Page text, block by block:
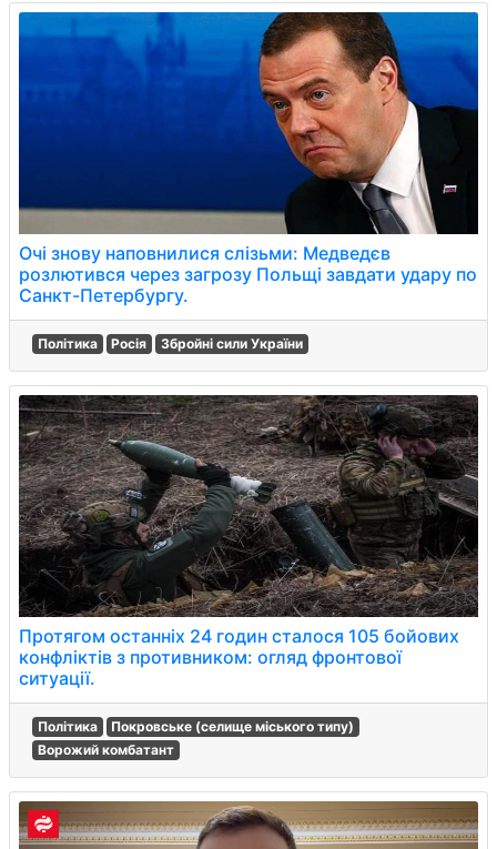
Очі знову наповнилися слізьми: Медведєв
розлютився через загрозу Польщі завдати удару по
Санкт-Петербургу.
Політика Росія Збройні сили України
Протягом останніх 24 годин сталося 105 бойових
конфліктів з противником: огляд фронтової
ситуації.
Політика
Покровське (селище міського типу)
Ворожий комбатант